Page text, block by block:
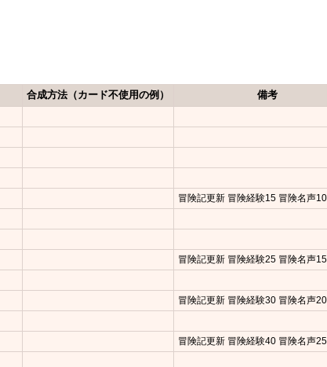
合成方法（カード不使用の例） 備考
冒険記更新 冒険経験15 冒険名声10
冒険記更新 冒険経験25 冒険名声15
冒険記更新 冒険経験30 冒険名声20
冒険記更新 冒険経験40 冒険名声25